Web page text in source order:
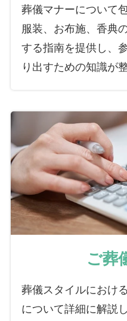
葬儀マナーについて
服装、お布施、香典
する指南を提供し、
り出すための知識が
ご葬
葬儀スタイルにおけ
について詳細に解説